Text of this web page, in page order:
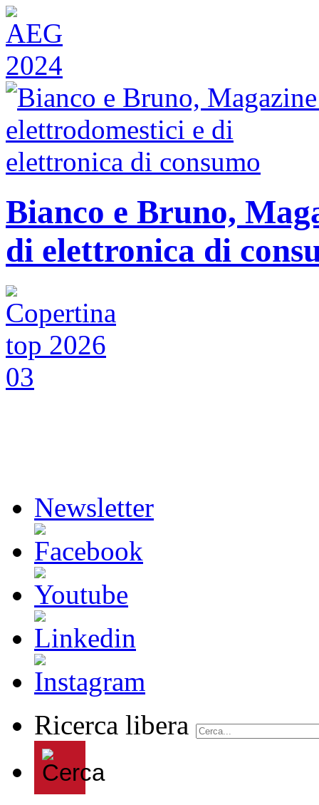
Bianco e Bruno,
di elettronica di
Newsletter
Ricerca libera